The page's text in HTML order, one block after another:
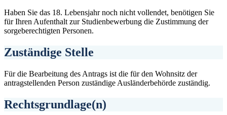
Haben Sie das 18. Lebensjahr noch nicht vollendet, benötigen Sie
für Ihren Aufenthalt zur Studienbewerbung die Zustimmung der
sorgeberechtigten Personen.
Zuständige Stelle
Für die Bearbeitung des Antrags ist die für den Wohnsitz der
antragstellenden Person zuständige Ausländerbehörde zuständig.
Rechtsgrundlage(n)